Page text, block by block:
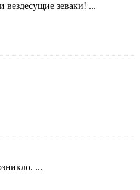
зеваки! ...
...